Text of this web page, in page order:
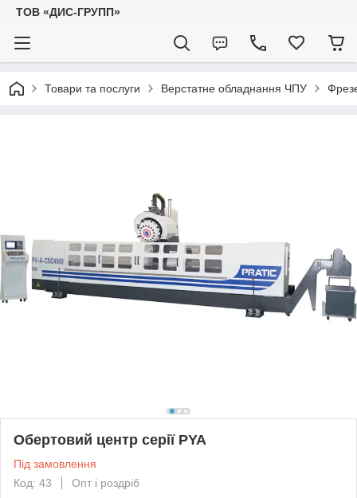
ТОВ «ДИС-ГРУПП»
Товари та послуги Верстатне обладнання ЧПУ
Обертовий центр серії PYA
Під замовлення
Код: 43
Опт і роздріб